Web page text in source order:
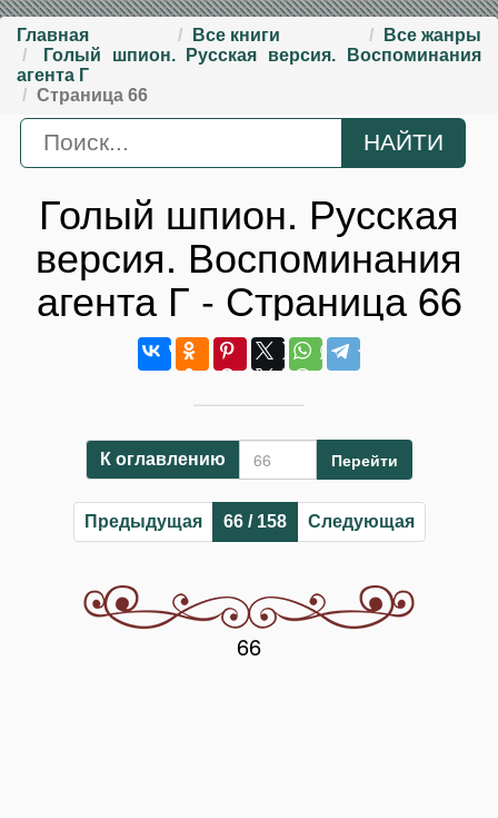
Главная Все книги
Все жанры
Голый шпион. Русская версия. Воспоминания
агента Г
Страница 66
Голый шпион. Русская
версия. Воспоминания
агента Г - Страница 66
К оглавлению Перейти
Предыдущая 66 / 158 Следующая
66